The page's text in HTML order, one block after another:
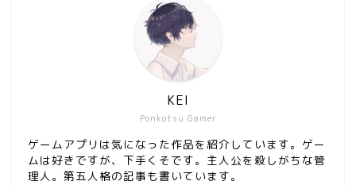
Ponkotsu Gamer
KEI
ゲームアプリは気になった作品を紹介しています。ゲー
ムは好きですが、下手くそです。主人公を殺しがちな管
理人。第五人格の記事も書いています。